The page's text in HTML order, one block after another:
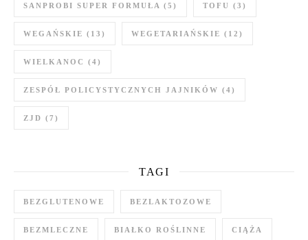
SANPROBI SUPER FORMUŁA (5) TOFU (3)
WEGAŃSKIE (13) WEGETARIAŃSKIE (12)
WIELKANOC (4)
ZESPÓŁ POLICYSTYCZNYCH JAJNIKÓW (4)
ZJD (7)
TAGI
BEZGLUTENOWE BEZLAKTOZOWE
BEZMLECZNE BIAŁKO ROŚLINNE CIĄŻA